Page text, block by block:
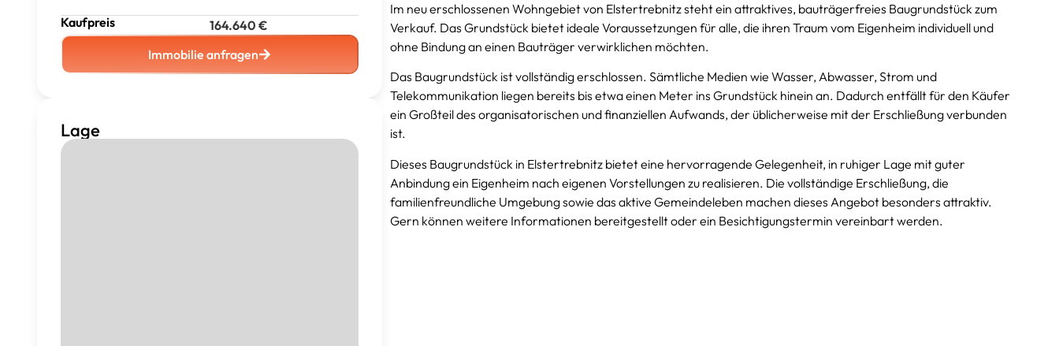
Kaufpreis 164.640 €
Immobilie anfragen
Lage
Im neu erschlossenen Wohngebiet von Elstertrebnitz steht ein attraktives, bauträgerfreies Baugrundstück zum
Verkauf. Das Grundstück bietet ideale Voraussetzungen für alle, die ihren Traum vom Eigenheim individuell und
ohne Bindung an einen Bauträger verwirklichen möchten.
Das Baugrundstück ist vollständig erschlossen. Sämtliche Medien wie Wasser, Abwasser, Strom und
Telekommunikation liegen bereits bis etwa einen Meter ins Grundstück hinein an. Dadurch entfällt für den Käufer
ein Großteil des organisatorischen und finanziellen Aufwands, der üblicherweise mit der Erschließung verbunden
ist.
Dieses Baugrundstück in Elstertrebnitz bietet eine hervorragende Gelegenheit, in ruhiger Lage mit guter
Anbindung ein Eigenheim nach eigenen Vorstellungen zu realisieren. Die vollständige Erschließung, die
familienfreundliche Umgebung sowie das aktive Gemeindeleben machen dieses Angebot besonders attraktiv.
Gern können weitere Informationen bereitgestellt oder ein Besichtigungstermin vereinbart werden.